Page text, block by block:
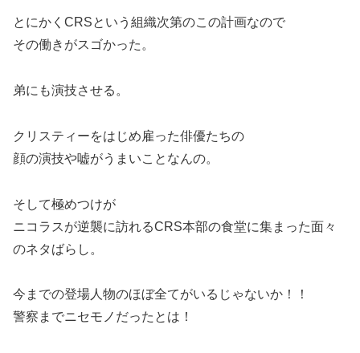
とにかくCRSという組織次第のこの計画なので
その働きがスゴかった。
弟にも演技させる。
クリスティーをはじめ雇った俳優たちの
顔の演技や嘘がうまいことなんの。
そして極めつけが
ニコラスが逆襲に訪れるCRS本部の食堂に集まった面々
のネタばらし。
今までの登場人物のほぼ全てがいるじゃないか！！
警察までニセモノだったとは！